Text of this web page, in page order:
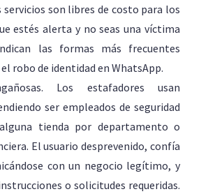
servicios son libres de costo para los
estés alerta y no seas una víctima
las formas más frecuentes
robo de identidad en WhatsApp.
Los estafadores usan
ser empleados de seguridad
tienda por departamento o
El usuario desprevenido, confía
con un negocio legítimo, y
o solicitudes requeridas.